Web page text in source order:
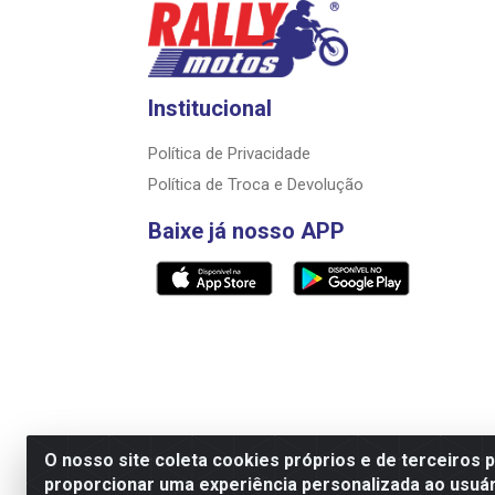
O nosso site coleta cookies próprios e de terceiros
proporcionar uma experiência personalizada ao
Institucional
Política de Privacidade
Política de Troca e Devolução
Baixe já nosso APP